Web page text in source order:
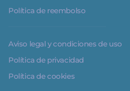
Política de reembolso
Aviso legal y condiciones de uso
Política de privacidad
Política de cookies